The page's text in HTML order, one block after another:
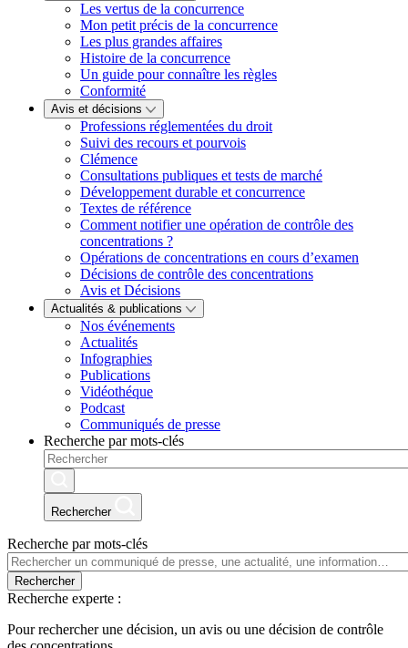
Les vertus de la concurrence
Mon petit précis de la concurrence
Les plus grandes affaires
Histoire de la concurrence
Un guide pour connaître les règles
Conformité
Avis et décisions
Professions réglementées du droit
Suivi des recours et pourvois
Clémence
Consultations publiques et tests de marché
Développement durable et concurrence
Textes de référence
Comment notifier une opération de contrôle des
concentrations ?
Opérations de concentrations en cours d’examen
Décisions de contrôle des concentrations
Avis et Décisions
Actualités & publications
Nos événements
Actualités
Infographies
Publications
Vidéothéque
Podcast
Communiqués de presse
Recherche par mots-clés
Rechercher
Recherche par mots-clés
Rechercher
Recherche experte :
Pour rechercher une décision, un avis ou une décision de contrôle